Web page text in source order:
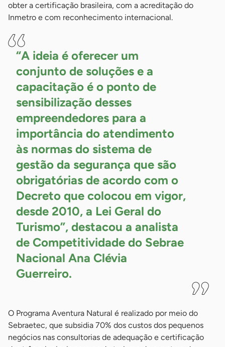
obter a certificação brasileira, com a acreditação do
Inmetro e com reconhecimento internacional.
“A ideia é oferecer um
conjunto de soluções e a
capacitação é o ponto de
sensibilização desses
empreendedores para a
importância do atendimento
às normas do sistema de
gestão da segurança que são
obrigatórias de acordo com o
Decreto que colocou em vigor,
desde 2010, a Lei Geral do
Turismo”, destacou a analista
de Competitividade do Sebrae
Nacional Ana Clévia
Guerreiro.
O Programa Aventura Natural é realizado por meio do
Sebraetec, que subsidia 70% dos custos dos pequenos
negócios nas consultorias de adequação e certificação